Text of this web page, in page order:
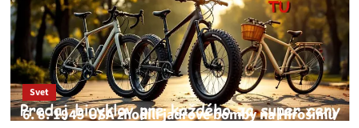
Svet
6. 8. 1945 USA zhodili jadrové bomby na Hirošimu